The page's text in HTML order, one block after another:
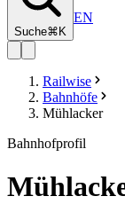
Suche⌘K
EN
Railwise
Bahnhöfe
Mühlacker
Bahnhofprofil